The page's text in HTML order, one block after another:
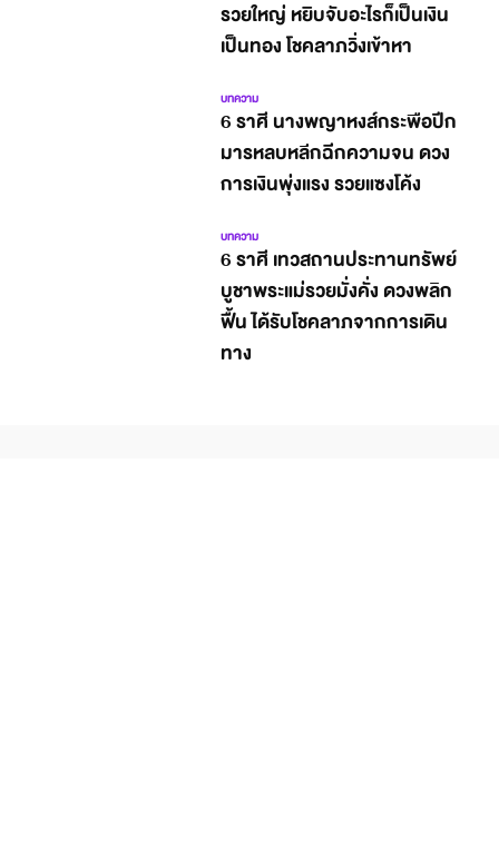
รวยใหญ่ หยิบจับอะไรก็เป็นเงิน
เป็นทอง โชคลาภวิ่งเข้าหา
บทความ
6 ราศี นางพญาหงส์กระพือปีก
มารหลบหลีกฉีกความจน ดวง
การเงินพุ่งแรง รวยแซงโค้ง
บทความ
6 ราศี เทวสถานประทานทรัพย์
บูชาพระแม่รวยมั่งคั่ง ดวงพลิก
ฟื้น ได้รับโชคลาภจากการเดิน
ทาง